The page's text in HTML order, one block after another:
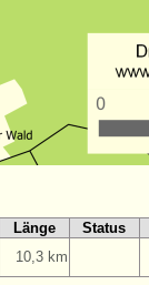
Länge Status
10,3 km